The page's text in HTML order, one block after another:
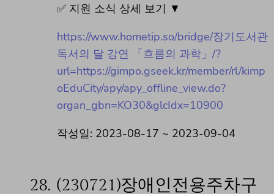
✅ 지원 소식 상세 보기 ▼
https://www.hometip.so/bridge/장기도서관
독서의 달 강연 「흐름의 과학」/?
url=https://gimpo.gseek.kr/member/rl/kimp
oEduCity/apy/apy_offline_view.do?
organ_gbn=KO30&glcIdx=10900
작성일: 2023-08-17 ~ 2023-09-04
28. (230721)장애인전용주차구